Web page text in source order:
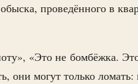
проведённого в
«Это не бомбёжка.
они могут только ломать: